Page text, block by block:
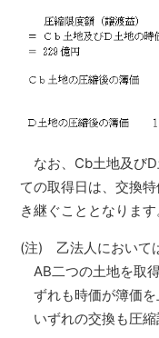
なお、Cb土地及びD
ての取得日は、交換
き継ぐこととなります
(注) 乙法人において
AB二つの土地を取
ずれも時価が簿価
いずれの交換も圧縮